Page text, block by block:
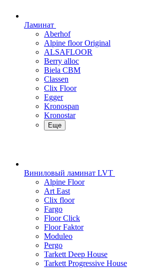
Ламинат
Aberhof
Alpine floor Original
ALSAFLOOR
Berry alloc
Biela CBM
Classen
Clix Floor
Egger
Kronospan
Kronostar
Еще
Виниловый ламинат LVT
Alpine Floor
Art East
Clix floor
Fargo
Floor Click
Floor Faktor
Moduleo
Pergo
Tarkett Deep House
Tarkett Progressive House